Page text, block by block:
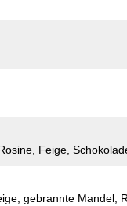
Feige,
gebrannte Mandel,